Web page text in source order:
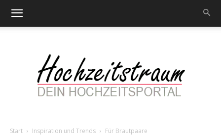
Start Inspiration und Trends Für Brautpaare